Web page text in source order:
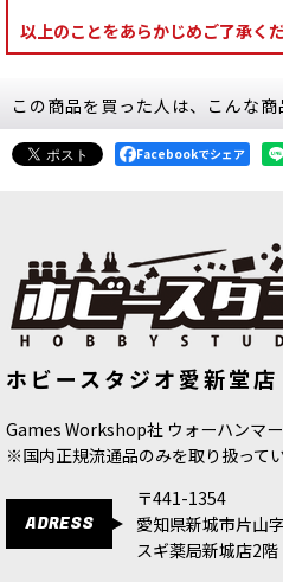
以上のことをあらかじめご了承くだ
この商品を買った人は、こんな
プル[ 10105]
Facebookでシェア
ホビースタジオ愛新堂店
Games Workshop社 ウォーハンマ
※国内正規流通品のみを取り扱って
ADRESS
〒441-1354
愛知県新城市片山
スギ薬局新城店2階